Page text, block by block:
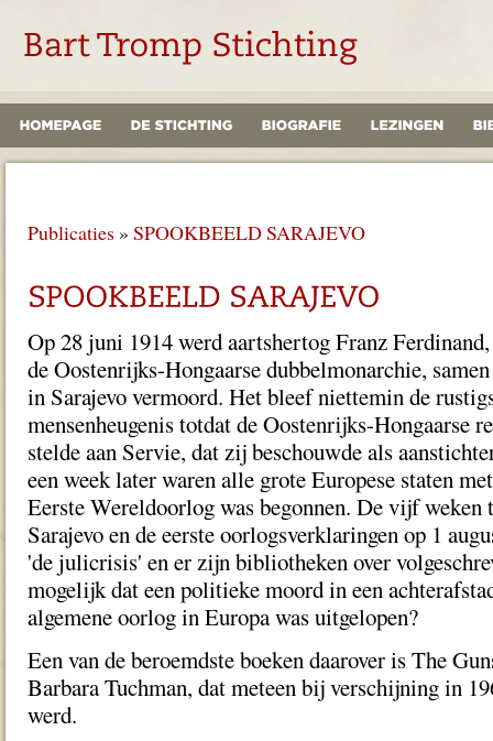
Publicaties » SPOOKBEELD SARAJEVO
Op 28 juni 1914 werd aartshertog Franz
de Oostenrijks-Hongaarse dubbelmonarchie,
in Sarajevo vermoord. Het bleef niettemin de
mensenheugenis totdat de Oostenrijks-Hongaarse
stelde aan Servie, dat zij beschouwde als
een week later waren alle grote Europese staten
Eerste Wereldoorlog was begonnen. De vijf weken
Sarajevo en de eerste oorlogsverklaringen op 1
'de julicrisis' en er zijn bibliotheken over
mogelijk dat een politieke moord in een
algemene oorlog in Europa was uitgelopen?
Een van de beroemdste boeken daarover is The
Barbara Tuchman, dat meteen bij verschijning in
werd.